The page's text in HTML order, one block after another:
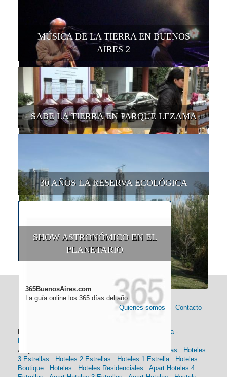
MÚSICA DE LA TIERRA EN BUENOS
AIRES 2
SABE LA TIERRA EN PARQUE LEZAMA
30 AÑOS LA RESERVA ECOLÓGICA
SHOW ASTRONÓMICO EN EL
PLANETARIO
365BuenosAires.com
La guía online los 365 días del año
Quienes somos - Contacto
Historia-
Alojamiento:
Hoteles 4 Estrellas . Hoteles
3 Estrellas . Hoteles 2 Estrellas . Hoteles 1 Estrella. Hoteles
Boutique . Hoteles . Hoteles Residenciales . Apart Hoteles 4